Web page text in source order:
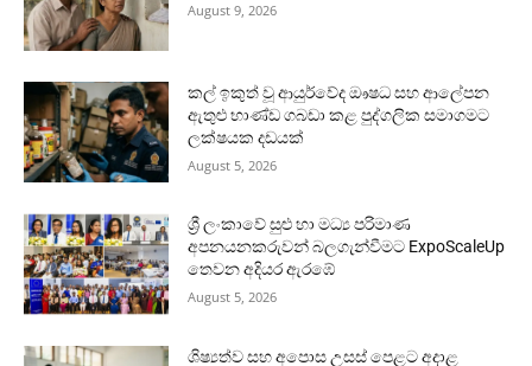
August 9, 2026
කල් ඉකුත් වූ ආයුර්වේද ඖෂධ සහ ආලේපන
ඇතුළු භාණ්ඩ ගබඩා කළ පුද්ගලික සමාගමට
ලක්ෂයක දඩයක්
August 5, 2026
ශ්‍රී ලංකාවේ සුළු හා මධ්‍ය පරිමාණ
අපනයනකරුවන් බලගැන්වීමට ExpoScaleUp
තෙවන අදියර ඇරඹේ
August 5, 2026
ශිෂ්‍යත්ව සහ අපොස උසස් පෙළට අදාළ